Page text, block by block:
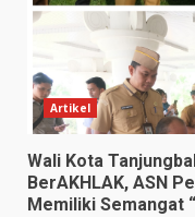
Artikel
Wali Kota
BerAKHLAK, ASN
Memiliki Semangat